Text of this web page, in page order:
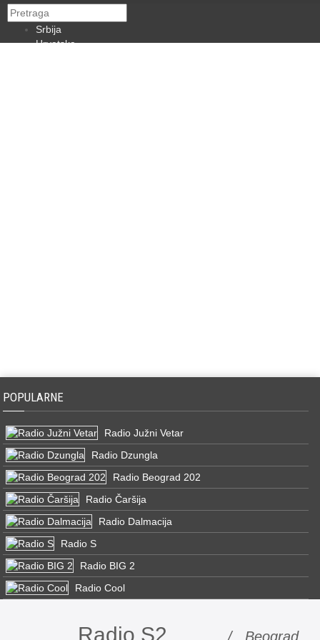
Srbija
Hrvatska
POPULARNE
Radio Južni Vetar
Radio Dzungla
Radio Beograd 202
Radio Čaršija
Radio Dalmacija
Radio S
Radio BIG 2
Radio Cool
Radio S2 / Beograd